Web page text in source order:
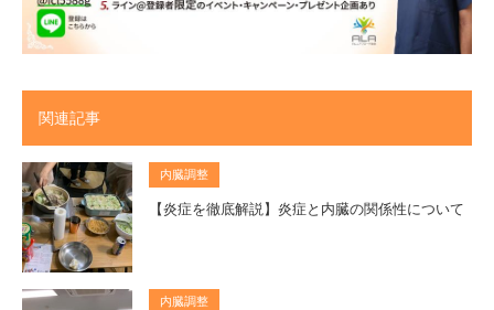
関連記事
内臓調整
【炎症を徹底解説】炎症と内臓の関係性について
内臓調整